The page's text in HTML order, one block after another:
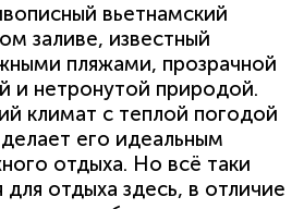
вьетнамский
заливе, известный
пляжами, прозрачной
и нетронутой природой.
климат с теплой погодой
его идеальным
отдыха. Но всё таки
отдыха здесь, в отличие